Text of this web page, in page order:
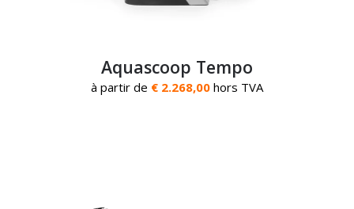
Aquascoop Tempo
à partir de € 2.268,00 hors TVA